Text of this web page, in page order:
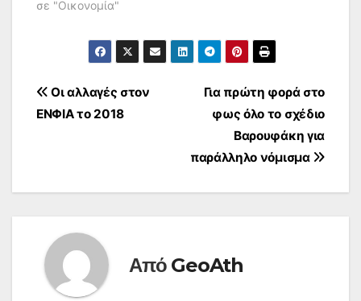
σε "Οικονομία"
Πλοήγηση
Για πρώτη φορά στο
φως όλο το σχέδιο
Βαρουφάκη για
παράλληλο νόμισμα
Οι αλλαγές στον
ΕΝΦΙΑ το 2018
Από GeoAth